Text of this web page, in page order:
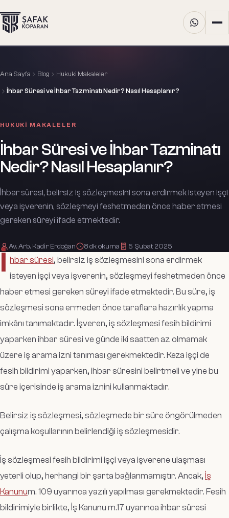
Ana Sayfa Blog Hukuki Makaleler
İhbar Süresi ve İhbar Tazminatı Nedir? Nasıl Hesaplanır?
HUKUKI MAKALELER
İhbar Süresi ve İhbar Tazminatı
Nedir? Nasıl Hesaplanır?
İhbar süresi, belirsiz iş sözleşmesini sona erdirmek isteyen işçi
veya işverenin, sözleşmeyi feshetmeden önce haber etmesi
gereken süreyi ifade etmektedir.
Av. Arb. Kadir Erdoğan 8 dk okuma 5 Şubat 2025
İ hbar süresi, belirsiz iş sözleşmesini sona erdirmek
isteyen işçi veya işverenin, sözleşmeyi feshetmeden önce
haber etmesi gereken süreyi ifade etmektedir. Bu süre, iş
sözleşmesi sona ermeden önce taraflara hazırlık yapma
imkânı tanımaktadır. İşveren, iş sözleşmesi fesih bildirimi
yaparken ihbar süresi ve günde iki saatten az olmamak
üzere iş arama izni tanıması gerekmektedir. Keza işçi de
fesih bildirimi yaparken, ihbar süresini belirtmeli ve yine bu
süre içerisinde iş arama iznini kullanmaktadır.
Belirsiz iş sözleşmesi, sözleşmede bir süre öngörülmeden
çalışma koşullarının belirlendiği iş sözleşmesidir.
İş sözleşmesi fesih bildirimi işçi veya işverene ulaşması
yeterli olup, herhangi bir şarta bağlanmamıştır. Ancak, İş
Kanunum. 109 uyarınca yazılı yapılması gerekmektedir. Fesih
bildirimiyle birlikte, İş Kanunu m.17 uyarınca ihbar süresi